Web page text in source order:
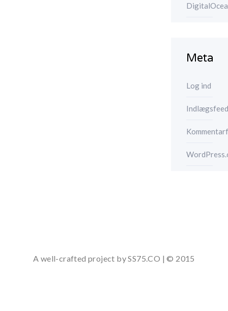
Meta
Log ind
Indlægsfeed
A well-crafted project by SS75.CO | © 2015